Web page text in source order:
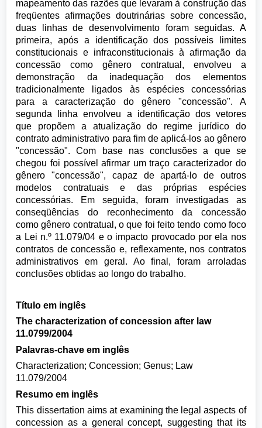
mapeamento das razões que levaram à construção das
freqüentes afirmações doutrinárias sobre concessão,
duas linhas de desenvolvimento foram seguidas. A
primeira, após a identificação dos possíveis limites
constitucionais e infraconstitucionais à afirmação da
concessão como gênero contratual, envolveu a
demonstração da inadequação dos elementos
tradicionalmente ligados às espécies concessórias
para a caracterização do gênero "concessão". A
segunda linha envolveu a identificação dos vetores
que propõem a atualização do regime jurídico do
contrato administrativo para fim de aplicá-los ao gênero
"concessão". Com base nas conclusões a que se
chegou foi possível afirmar um traço caracterizador do
gênero "concessão", capaz de apartá-lo de outros
modelos contratuais e das próprias espécies
concessórias. Em seguida, foram investigadas as
conseqüências do reconhecimento da concessão
como gênero contratual, o que foi feito tendo como foco
a Lei n.º 11.079/04 e o impacto provocado por ela nos
contratos de concessão e, reflexamente, nos contratos
administrativos em geral. Ao final, foram arroladas
conclusões obtidas ao longo do trabalho.
Título em inglês
The characterization of concession after law
11.0799/2004
Palavras-chave em inglês
Characterization; Concession; Genus; Law
11.079/2004
Resumo em inglês
This dissertation aims at examining the legal aspects of
concession as a general concept, suggesting that its